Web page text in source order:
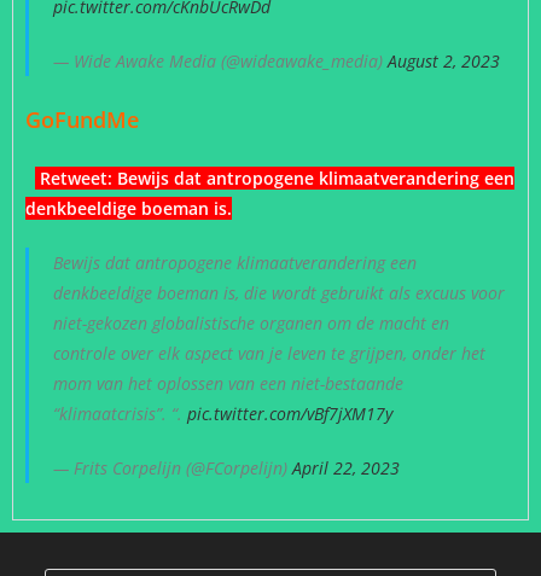
pic.twitter.com/cKnbUcRwDd
— Wide Awake Media (@wideawake_media)August 2, 2023
GoFundMe
Retweet: Bewijs dat antropogene klimaatverandering een
denkbeeldige boeman is.
Bewijs dat antropogene klimaatverandering een
denkbeeldige boeman is, die wordt gebruikt als excuus voor
niet-gekozen globalistische organen om de macht en
controle over elk aspect van je leven te grijpen, onder het
mom van het oplossen van een niet-bestaande
“klimaatcrisis”. “. pic.twitter.com/vBf7jXM17y
— Frits Corpelijn (@FCorpelijn)April 22, 2023